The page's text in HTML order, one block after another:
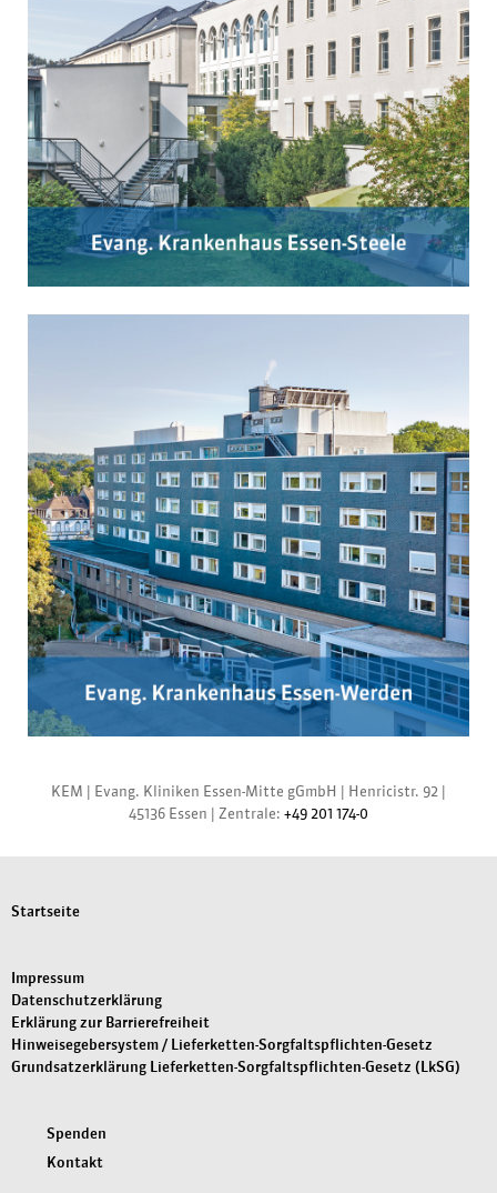
KEM | Evang. Kliniken Essen-Mitte gGmbH | Henricistr. 92 |
45136 Essen | Zentrale: +49 201 174-0
Startseite
Impressum
Datenschutzerklärung
Erklärung zur Barrierefreiheit
Hinweisegebersystem / Lieferketten-Sorgfaltspflichten-Gesetz
Grundsatzerklärung Lieferketten-Sorgfaltspflichten-Gesetz (LkSG)
Spenden
Kontakt